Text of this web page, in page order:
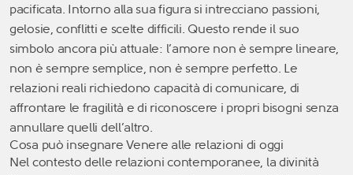
pacificata. Intorno alla sua figura si intrecciano passioni,
gelosie, conflitti e scelte difficili. Questo rende il suo
simbolo ancora più attuale: l’amore non è sempre lineare,
non è sempre semplice, non è sempre perfetto. Le
relazioni reali richiedono capacità di comunicare, di
affrontare le fragilità e di riconoscere i propri bisogni senza
annullare quelli dell’altro.
Cosa può insegnare Venere alle relazioni di oggi
Nel contesto delle relazioni contemporanee, la divinità